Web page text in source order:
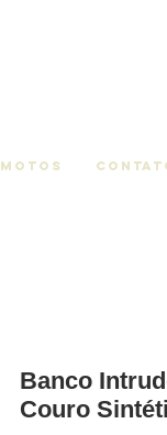
Motos
Banco
Couro